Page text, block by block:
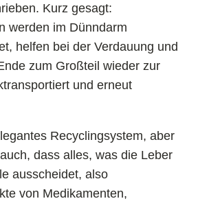
Kurz gesagt:
werden im Dünndarm
helfen bei der Verdauung und
zum Großteil wieder zur
und erneut
Recyclingsystem, aber
dass alles, was die Leber
ausscheidet, also
von Medikamenten,